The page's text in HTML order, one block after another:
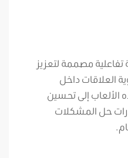
مصممة لتعزيز
العلاقات داخل
إلى تحسين
حل المشكلات